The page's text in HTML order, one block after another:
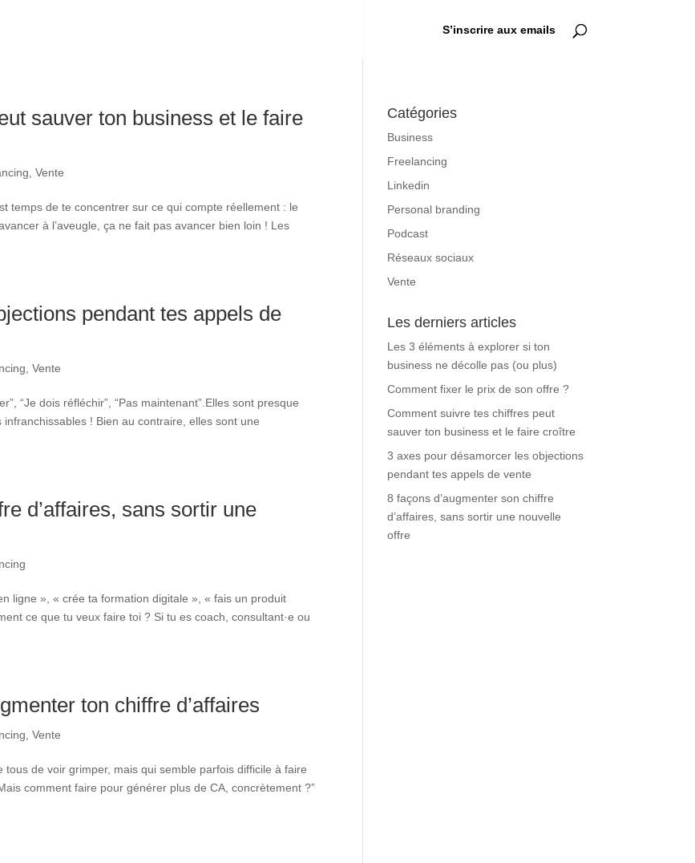
S’inscrire aux emails
sauver ton business et le faire
,Vente
temps de te concentrer sur ce qui compte réellement : le
à l’aveugle, ça ne fait pas avancer bien loin ! Les
pendant tes appels de
,Vente
“Je dois réfléchir”, “Pas maintenant”.Elles sont presque
! Bien au contraire, elles sont une
d’affaires, sans sortir une
ligne », « crée ta formation digitale », « fais un produit
ce que tu veux faire toi ? Si tu es coach, consultant·e ou
ton chiffre d’affaires
,Vente
tous de voir grimper, mais qui semble parfois difficile à faire
comment faire pour générer plus de CA, concrètement ?”
Catégories
Business
Freelancing
Linkedin
Personal branding
Podcast
Réseaux sociaux
Vente
Les derniers articles
Les 3 éléments à explorer si ton
business ne décolle pas (ou plus)
Comment fixer le prix de son offre ?
Comment suivre tes chiffres peut
sauver ton business et le faire croître
3 axes pour désamorcer les objections
pendant tes appels de vente
8 façons d’augmenter son chiffre
d’affaires, sans sortir une nouvelle
offre